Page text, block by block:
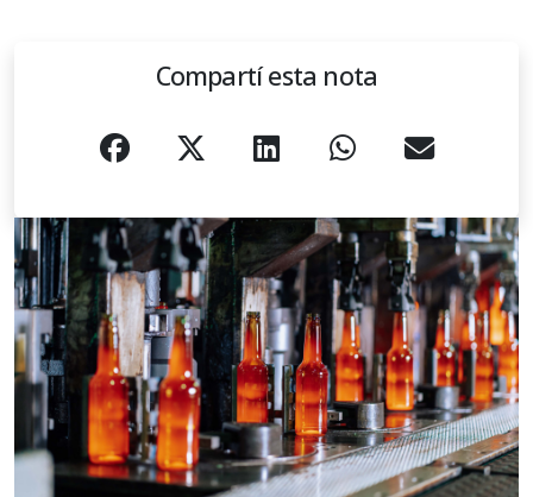
Compartí esta nota